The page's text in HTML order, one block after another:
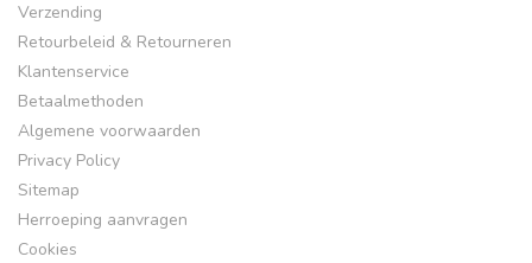
Verzending
Retourbeleid & Retourneren
Klantenservice
Betaalmethoden
Algemene voorwaarden
Privacy Policy
Sitemap
Herroeping aanvragen
Cookies